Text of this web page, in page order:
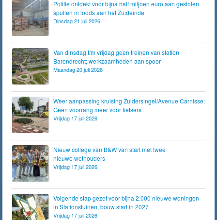
Politie ontdekt voor bijna half miljoen euro aan gestolen
spullen in loods aan het Zuideinde
Dinsdag 21 juli 2026
Van dinsdag t/m vrijdag geen treinen van station
Barendrecht; werkzaamheden aan spoor
Maandag 20 juli 2026
Weer aanpassing kruising Zuidersingel/Avenue Carnisse:
Geen voorrang meer voor fietsers
Vrijdag 17 juli 2026
Nieuw college van B&W van start met twee
nieuwe wethouders
Vrijdag 17 juli 2026
Volgende stap gezet voor bijna 2.000 nieuwe woningen
in Stationstuinen, bouw start in 2027
Vrijdag 17 juli 2026